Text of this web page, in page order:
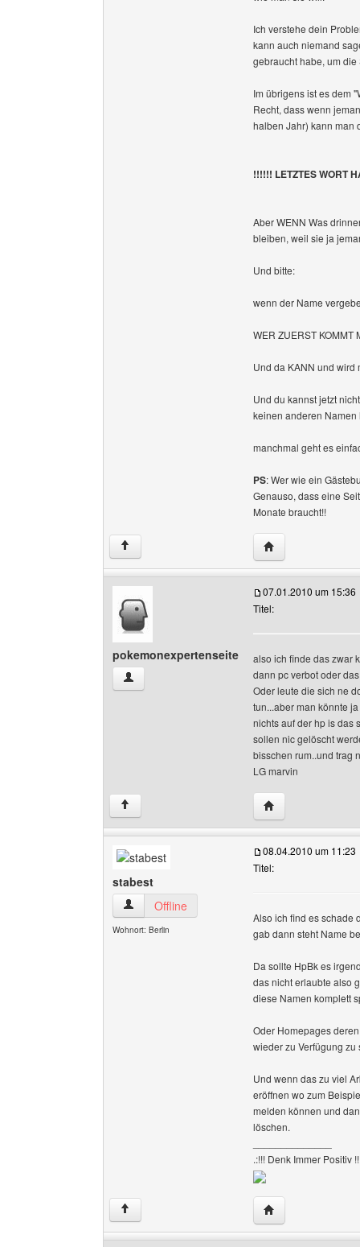
Ich verstehe dein
kann auch niemand
gebraucht habe, um
Im übrigens ist es dem
Recht, dass wenn
halben Jahr) kann man
!!!!!! LETZTES WORT
Aber WENN Was
bleiben, weil sie ja
Und bitte:
wenn der Name
WER ZUERST KOMMT
Und da KANN und wird
Und du kannst jetzt
keinen anderen Namen
manchmal geht es
PS: Wer wie ein
Genauso, dass eine
Monate braucht!!
↑ Website dieses
pokemonexpertenseite
pokemonexpertenseite Benutzer-Profile
07.01.2010 um 15:36
Titel:
also ich finde das zwar
dann pc verbot oder
Oder leute die sich ne
tun...aber man könnte
nichts auf der hp is das
sollen nic gelöscht
bisschen rum..und trag
LG marvin
↑ Website dieses
stabest
stabest Benutzer-Profile anzeigen
Offline
Wohnort: Berlin
08.04.2010 um 11:23
Titel:
Also ich find es schade
gab dann steht Name
Da sollte HpBk es
das nicht erlaubte also
diese Namen komplett
Oder Homepages
wieder zu Verfügung zu
Und wenn das zu viel
eröffnen wo zum
melden können und
löschen.
.:!!! Denk Immer Positiv
↑ Website dieses